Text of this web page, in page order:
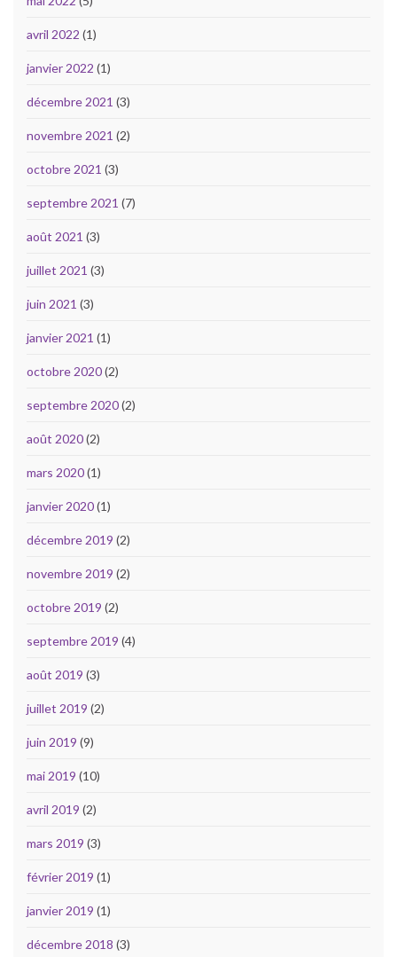
avril 2022 (1)
janvier 2022 (1)
décembre 2021 (3)
novembre 2021 (2)
octobre 2021 (3)
septembre 2021 (7)
août 2021 (3)
juillet 2021 (3)
juin 2021 (3)
janvier 2021 (1)
octobre 2020(2)
septembre 2020(2)
août 2020(2)
mars 2020(1)
janvier 2020(1)
décembre 2019 (2)
novembre 2019 (2)
octobre 2019 (2)
septembre 2019 (4)
août 2019 (3)
juillet 2019 (2)
juin 2019 (9)
mai 2019 (10)
avril 2019 (2)
mars 2019 (3)
février 2019 (1)
janvier 2019 (1)
décembre 2018 (3)